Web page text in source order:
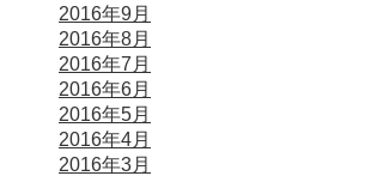
2016年9月
2016年8月
2016年7月
2016年6月
2016年5月
2016年4月
2016年3月